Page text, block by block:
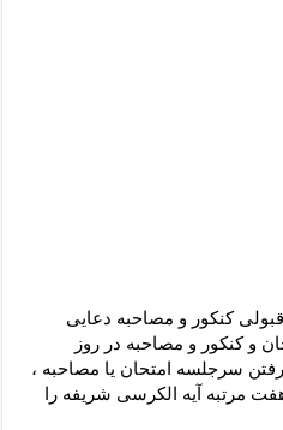
کنکور و مصاحبه دعایی
و کنکور و مصاحبه در روز
سرجلسه امتحان یا مصاحبه ،
مرتبه آیه الکرسی شریفه را